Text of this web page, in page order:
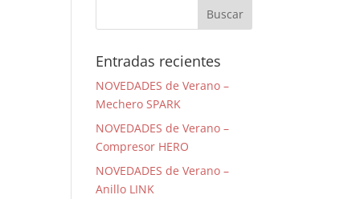
Entradas recientes
NOVEDADES de Verano –
Mechero SPARK
NOVEDADES de Verano –
Compresor HERO
NOVEDADES de Verano –
Anillo LINK